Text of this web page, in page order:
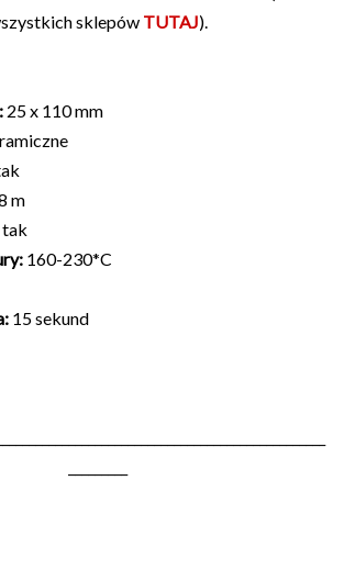
sklepów TUTAJ).
25 x 110 mm
m
tak
160-230*C
15 sekund